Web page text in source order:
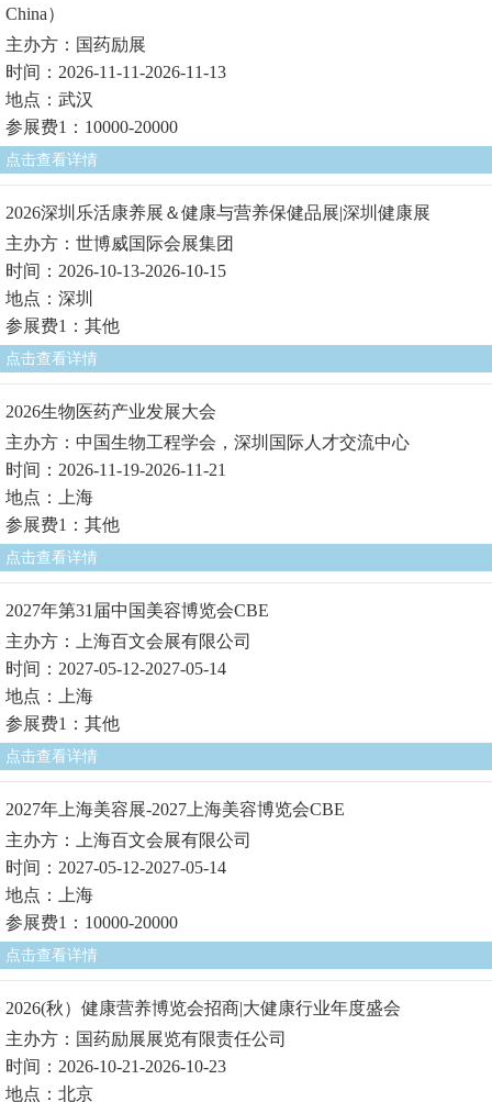
China）
主办方：国药励展
时间：2026-11-11-2026-11-13
地点：武汉
参展费1：10000-20000
点击查看详情
2026深圳乐活康养展＆健康与营养保健品展|深圳健康展
主办方：世博威国际会展集团
时间：2026-10-13-2026-10-15
地点：深圳
参展费1：其他
点击查看详情
2026生物医药产业发展大会
主办方：中国生物工程学会，深圳国际人才交流中心
时间：2026-11-19-2026-11-21
地点：上海
参展费1：其他
点击查看详情
2027年第31届中国美容博览会CBE
主办方：上海百文会展有限公司
时间：2027-05-12-2027-05-14
地点：上海
参展费1：其他
点击查看详情
2027年上海美容展-2027上海美容博览会CBE
主办方：上海百文会展有限公司
时间：2027-05-12-2027-05-14
地点：上海
参展费1：10000-20000
点击查看详情
2026(秋）健康营养博览会招商|大健康行业年度盛会
主办方：国药励展展览有限责任公司
时间：2026-10-21-2026-10-23
地点：北京